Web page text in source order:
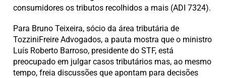
consumidores os tributos recolhidos a mais (ADI 7324).
Para Bruno Teixeira, sócio da área tributária de
TozziniFreire Advogados, a pauta mostra que o ministro
Luís Roberto Barroso, presidente do STF, está
preocupado em julgar casos tributários mas, ao mesmo
tempo, freia discussões que apontam para decisões